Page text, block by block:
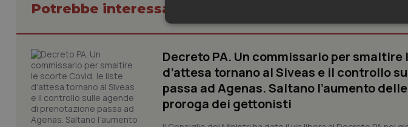
Potrebbe interessarti in Governo e Parlamento
Decreto PA. Un commissario per
d’attesa tornano al Siveas e il controllo
passa ad Agenas. Saltano l’aumento
proroga dei gettonisti
Necessari